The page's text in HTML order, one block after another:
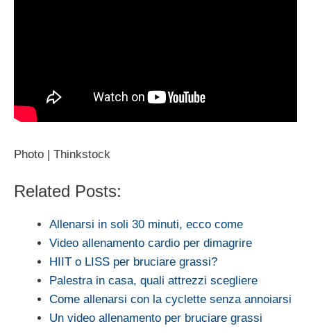
Photo | Thinkstock
Related Posts:
Allenarsi in soli 30 minuti, ecco come
Video allenamento cardio per dimagrire
HIIT o LISS per bruciare grassi?
Palestra in casa, quali attrezzi scegliere
Come allenarsi con la cyclette senza annoiarsi
Un video allenamento per bruciare grassi